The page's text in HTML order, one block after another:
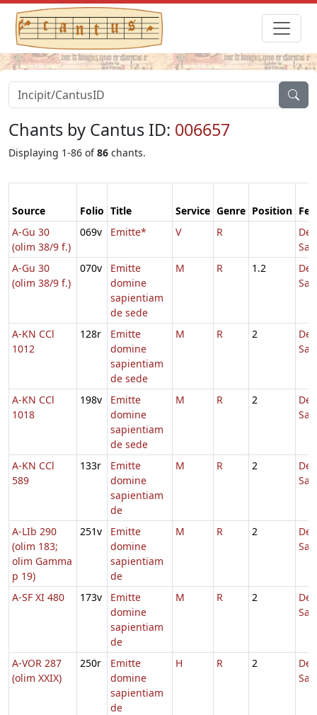
Chants by Cantus ID: 006657
Displaying 1-86 of86 chants.
Source Folio Title Service Genre Position
A-Gu 30
(olim 38/9 f.)
069v Emitte* V R
De
A-Gu 30
(olim 38/9 f.)
070v
Emitte
domine
sapientiam
de sede
M R 1.2
De
A-KN CCl
1012
128r
Emitte
domine
sapientiam
de sede
M R 2
De
A-KN CCl
1018
198v
Emitte
domine
sapientiam
de sede
M R 2
De
A-KN CCl
589
133r
Emitte
domine
sapientiam
de
M R 2
De
A-LIb 290
(olim 183;
olim Gamma
p 19)
251v
Emitte
domine
sapientiam
de
M R 2
De
A-SF XI 480 173v
Emitte
domine
sapientiam
de
M R 2
De
A-VOR 287
(olim XXIX)
250r
Emitte
domine
sapientiam
de
H R 2
De